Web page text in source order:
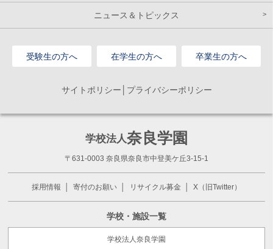
ニュース＆トピックス
受験生の方へ 在学生の方へ 卒業生の方へ
サイトポリシー│プライバシーポリシー
学校法人奈良学園
〒631-0003 奈良県奈良市中登美ケ丘3-15-1
採用情報 寄付のお願い リサイクル募金 X（旧Twitter）
学校・施設一覧
学校法人奈良学園